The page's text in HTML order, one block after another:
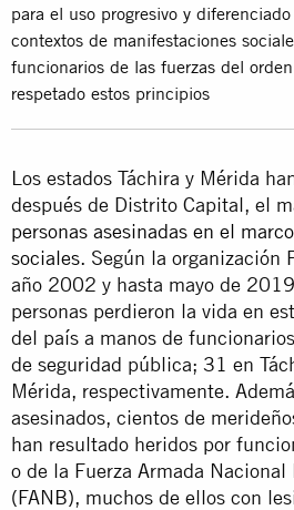
para el uso progresivo y
contextos de manifestaciones
funcionarios de las fuerzas del
respetado estos principios
Los estados Táchira y Mérida
después de Distrito Capital, el
personas asesinadas en el
sociales. Según la organización
año 2002 y hasta mayo de
personas perdieron la vida en
del país a manos de
de seguridad pública; 31 en
Mérida, respectivamente.
asesinados, cientos de
han resultado heridos por
o de la Fuerza Armada Nacional
(FANB), muchos de ellos con